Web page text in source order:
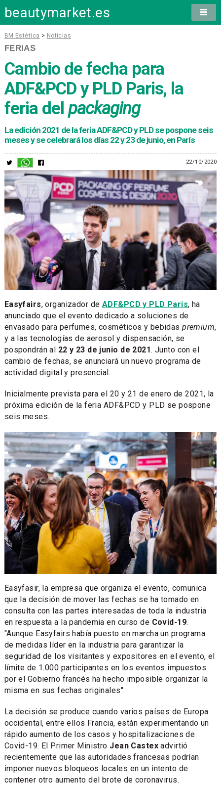
beautymarket.es
BM Estética > Noticias
FERIAS
Cambio de fecha para
ADF&PCD y PLD Paris, la
feria del packaging
La edición 2021 de la feria ADF&PCD y PLD se pospone seis
meses y se celebrará los días 22 y 23 de junio, en París
22/10/2020
Easyfairs, organizador de ADF&PCD y PLD Paris, ha
anunciado que el evento dedicado a soluciones de
envasado para perfumes, cosméticos y bebidaspremium,
y a las tecnologías de aerosol y dispensación, se
pospondrán al 22 y 23 de junio de 2021. Junto con el
cambio de fechas, se anunciará un nuevo programa de
actividad digital y presencial.
Inicialmente prevista para el 20 y 21 de enero de 2021, la
próxima edición de la feria ADF&PCD y PLD se pospone
seis meses..
Easyfasir, la empresa que organiza el evento, comunica
que la decisión de mover las fechas se ha tomado en
consulta con las partes interesadas de toda la industria
en respuesta a la pandemia en curso de Covid-19.
"Aunque Easyfairs había puesto en marcha un programa
de medidas líder en la industria para garantizar la
seguridad de los visitantes y expositores en el evento, el
límite de 1.000 participantes en los eventos impuestos
por el Gobierno francés ha hecho imposible organizar la
misma en sus fechas originales".
La decisión se produce cuando varios países de Europa
occidental, entre ellos Francia, están experimentando un
rápido aumento de los casos y hospitalizaciones de
Covid-19. El Primer Ministro Jean Castex advirtió
recientemente que las autoridades francesas podrían
imponer nuevos bloqueos locales en un intento de
contener otro aumento del brote de coronavirus.